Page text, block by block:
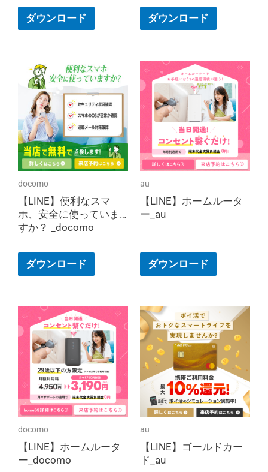
ダウンロード ダウンロード
docomo
【LINE】便利なスマ
ホ、安全に使っていま
すか？ _docomo
ダウンロード
au
【LINE】ホームルータ
ー_au
ダウンロード
docomo
【LINE】ホームルータ
ー_docomo
au
【LINE】ゴールドカー
ド_au